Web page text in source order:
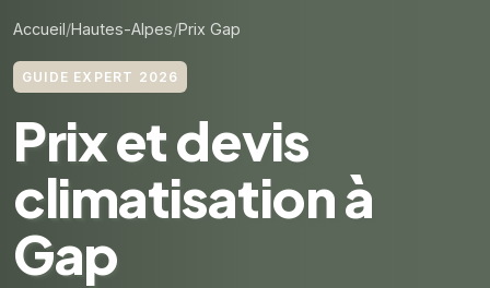
Accueil Hautes-Alpes Prix Gap
GUIDE EXPERT 2026
Prix et devis
climatisation à
Gap